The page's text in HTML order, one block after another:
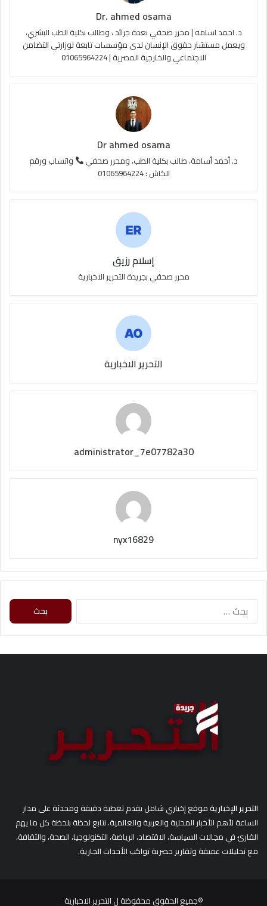
e
ا
م
م
و
ق
ع
R
S
S
Dr. ahmed osama
د. احمد اسامه | محرر صحفي بعدة جرائد ، وطالب بكلية الطب البشري،
ويعمل مستشار حقوق الإنسان لدى مؤسسات تابعة لوزارتي التضامن
الاجتماعي والخارجية المصرية | 01065964224
Dr ahmed osama
د. أحمد أسامة، طالب بكلية الطب، ومحرر صحفي
واتساب ورقم
الكاش : 01065964224
إسلام رزيق
محرر صحفي بجريدة التحرير الاخبارية
التحرير الاخبارية
administrator_7e07782a30
nyx16829
ث
التحرير الإخباريةموقع إخباري شامل يقدم تغطية دقيقة ومحدثة على مدار
الساعة لأهم الأخبار المحلية والعربية والعالمية. نتابع لحظة بلحظة كل ما يهم
القارئ في مجالات السياسة، الاقتصاد، الرياضة، التكنولوجيا، الصحة، والثقافة،
مع تحليلات عميقة وتقارير حصرية تواكب الأحداث الجارية.
©جميع الحقوق محفوظة ل التحرير الاخبارية